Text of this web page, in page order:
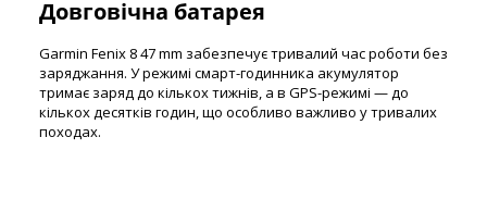
Довговічна батарея
Garmin Fenix 8 47 mm забезпечує тривалий час роботи без
заряджання. У режимі смарт-годинника акумулятор
тримає заряд до кількох тижнів, а в GPS-режимі — до
кількох десятків годин, що особливо важливо у тривалих
походах.